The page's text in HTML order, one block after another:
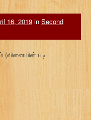
16, 2019 in Second
(வினையின் படி